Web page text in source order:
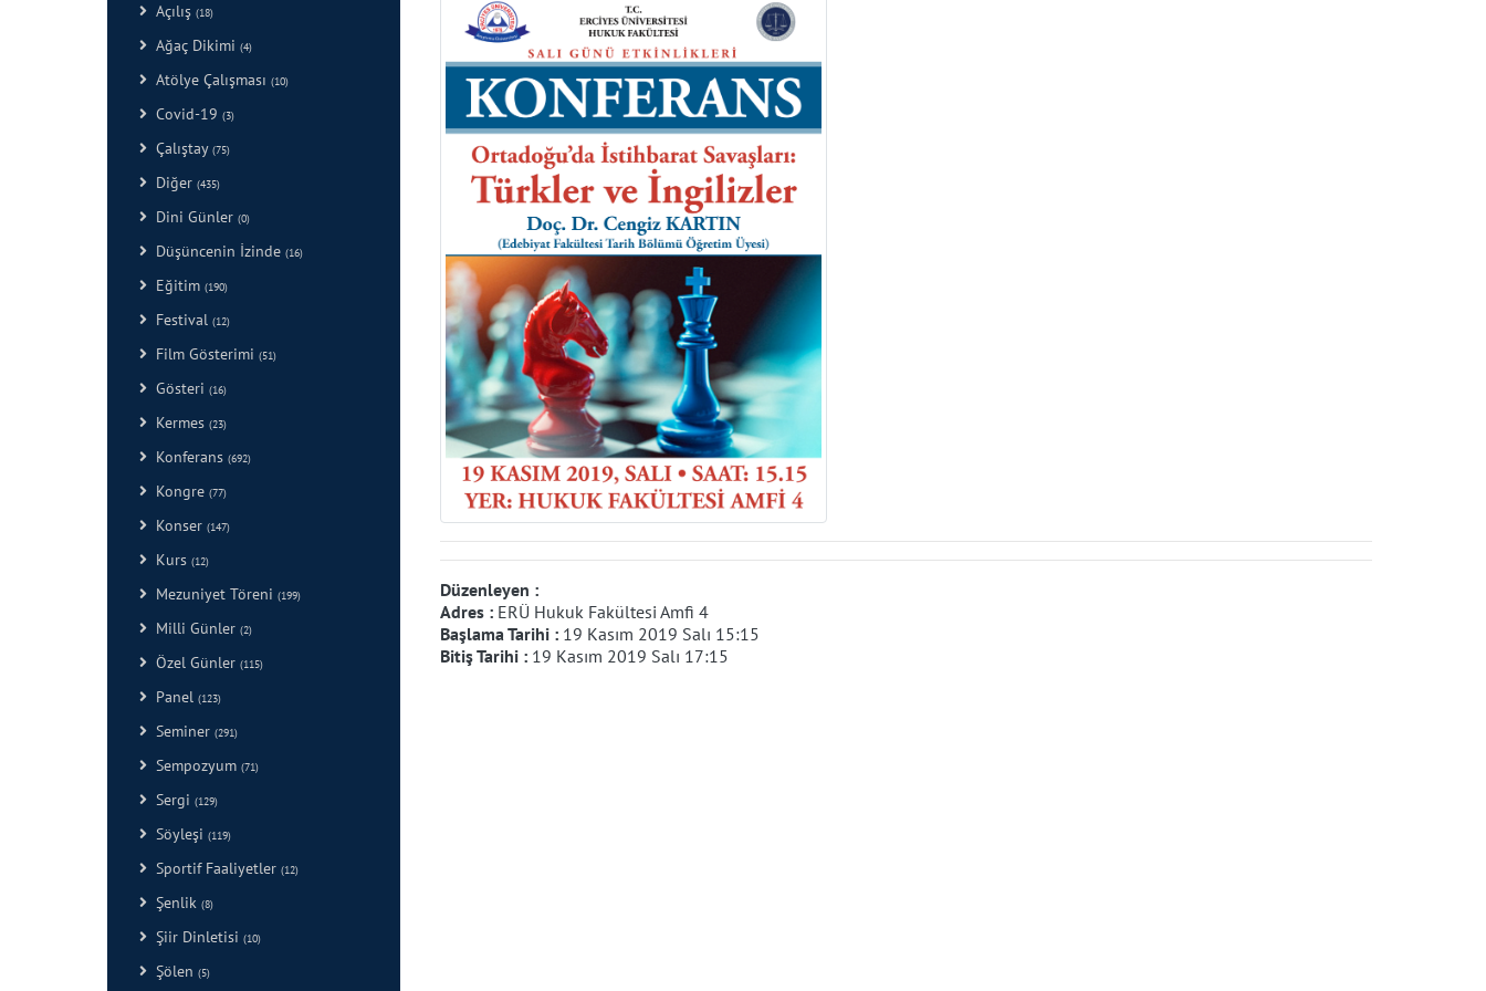
Açılış (18)
Ağaç Dikimi (4)
Atölye Çalışması (10)
Covid-19 (3)
Çalıştay (75)
Diğer (435)
Dini Günler (0)
Düşüncenin İzinde (16)
Eğitim (190)
Festival (12)
Film Gösterimi (51)
Gösteri (16)
Kermes (23)
Konferans (692)
Kongre (77)
Konser (147)
Kurs (12)
Mezuniyet Töreni (199)
Milli Günler (2)
Özel Günler (115)
Panel (123)
Seminer (291)
Sempozyum (71)
Sergi (129)
Söyleşi (119)
Sportif Faaliyetler (12)
Şenlik (8)
Şiir Dinletisi (10)
Şölen (5)
Düzenleyen :
Adres : ERÜ Hukuk Fakültesi Amfi 4
Başlama Tarihi : 19 Kasım 2019 Salı 15:15
Bitiş Tarihi : 19 Kasım 2019 Salı 17:15